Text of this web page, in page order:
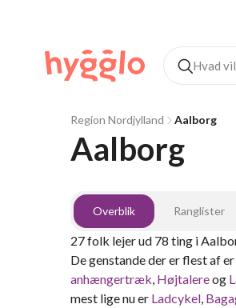
Region Nordjylland Aalborg
Aalborg
Overblik Ranglister
27folk lejer ud 78 ting i
De genstande der er flest af er
anhængertræk Højtalereog
mest lige nu er Ladcykel